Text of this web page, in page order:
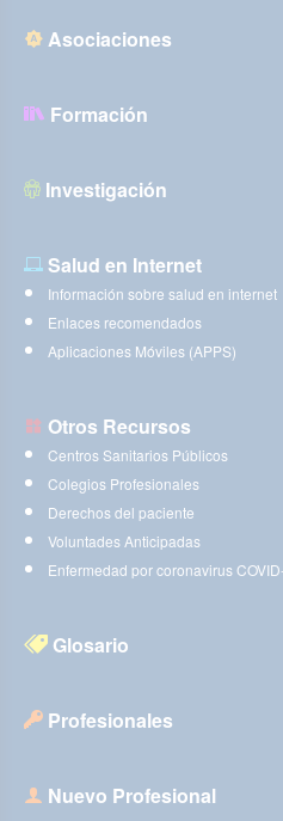
Asociaciones
Formación
Investigación
Salud en Internet
Información sobre salud en internet
Enlaces recomendados
Aplicaciones Móviles (APPS)
Otros Recursos
Centros Sanitarios Públicos
Colegios Profesionales
Derechos del paciente
Voluntades Anticipadas
Enfermedad por coronavirus
Glosario
Profesionales
Nuevo Profesional